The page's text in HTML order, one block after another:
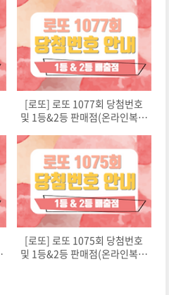
[로또] 로또 1077회 당첨번호
및 1등&2등 판매점(온라인복권
[로또] 로또 1075회 당첨번호
및 1등&2등 판매점(온라인복권